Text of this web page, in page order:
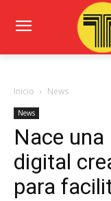
Inicio News
News
Nace
digital
para